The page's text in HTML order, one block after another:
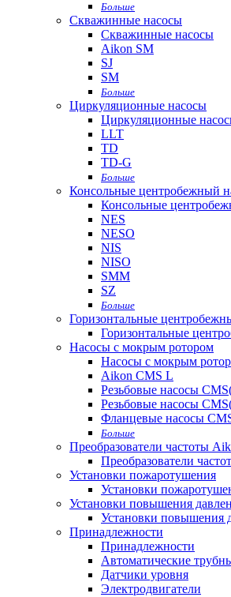
Больше
Скважинные насосы
Скважинные насосы
Aikon SM
SJ
SM
Больше
Циркуляционные насосы
Циркуляционные
LLT
TD
TD-G
Больше
Консольные центробежный
Консольные
NES
NESO
NIS
NISO
SMM
SZ
Больше
Горизонтальные
Горизонтальные
Насосы с мокрым ротором
Насосы с мокрым
Aikon CMS L
Резьбовые насосы
Резьбовые насосы
Фланцевые насосы
Больше
Преобразователи частоты
Преобразователи
Установки пожаротушения
Установки
Установки повышения
Установки повышения
Принадлежности
Принадлежности
Автоматические
Датчики уровня
Электродвигатели